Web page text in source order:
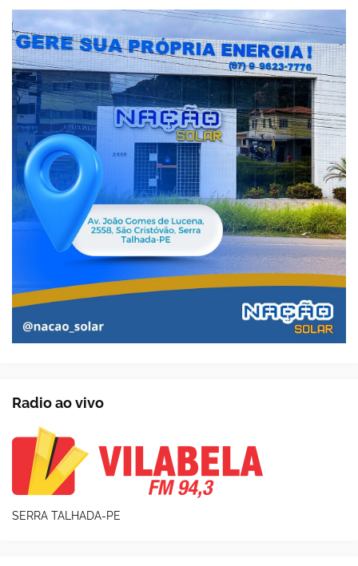
Radio ao vivo
SERRA TALHADA-PE